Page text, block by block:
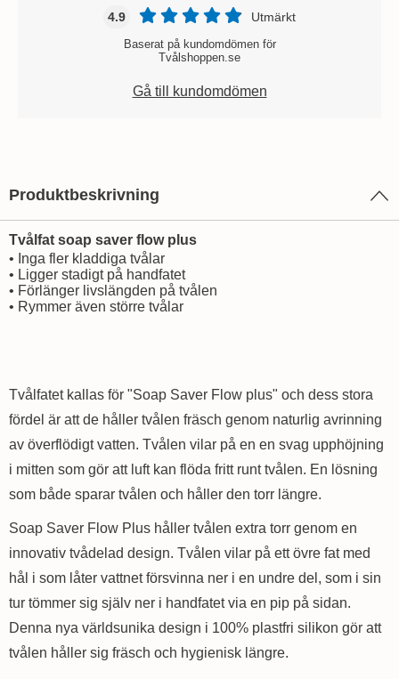
4.9 Utmärkt
Baserat på kundomdömen för
Tvålshoppen.se
Gå till kundomdömen
Produktbeskrivning
Tvålfat soap saver flow plus
• Inga fler kladdiga tvålar
• Ligger stadigt på handfatet
• Förlänger livslängden på tvålen
• Rymmer även större tvålar
Tvålfatet kallas för "Soap Saver Flow plus" och dess stora
fördel är att de håller tvålen fräsch genom naturlig avrinning
av överflödigt vatten. Tvålen vilar på en en svag upphöjning
i mitten som gör att luft kan flöda fritt runt tvålen. En lösning
som både sparar tvålen och håller den torr längre.
Soap Saver Flow Plus håller tvålen extra torr genom en
innovativ tvådelad design. Tvålen vilar på ett övre fat med
hål i som låter vattnet försvinna ner i en undre del, som i sin
tur tömmer sig själv ner i handfatet via en pip på sidan.
Denna nya världsunika design i 100% plastfri silikon gör att
tvålen håller sig fräsch och hygienisk längre.